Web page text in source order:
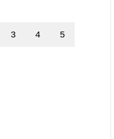
3 4 5